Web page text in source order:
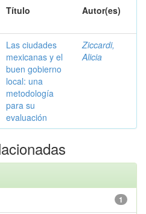
Título Autor(es)
Las ciudades
mexicanas y el
buen gobierno
local: una
metodología
para su
evaluación
Ziccardi,
Alicia
1